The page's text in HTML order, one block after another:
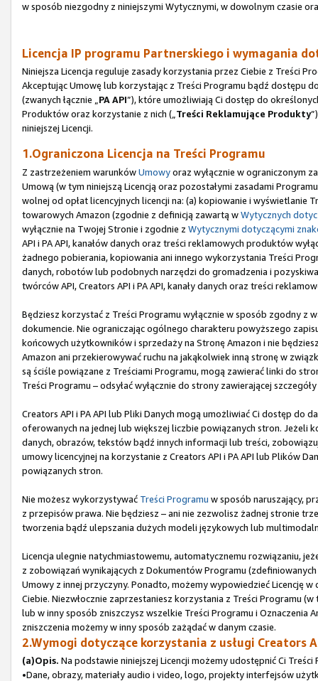
w sposób niezgodny z niniejszymi Wytycznymi, w dowolnym czasie
Licencja IP programu Partnerskiego i wymagania
Niniejsza Licencja reguluje zasady korzystania przez Ciebie z Treści
Akceptując Umowę lub korzystając z Treści Programu bądź dostępu
(zwanych łącznie „PA API”), które umożliwiają Ci dostęp do
Produktów oraz korzystanie z nich („Treści Reklamujące Produkty
niniejszej Licencji.
1.Ograniczona Licencja na Treści Programu
Z zastrzeżeniem warunkówUmowyoraz wyłącznie w ograniczonym
Umową (w tym niniejszą Licencją oraz pozostałymi zasadami
wolnej od opłat licencyjnych licencji na: (a) kopiowanie i wyświetlanie
towarowych Amazon (zgodnie z definicją zawartą wWytycznych
wyłącznie na Twojej Stronie i zgodnie z Wytycznymi dotyczącymi
API i PA API, kanałów danych oraz treści reklamowych produktów
żadnego pobierania, kopiowania ani innego wykorzystania Treści
danych, robotów lub podobnych narzędzi do gromadzenia i
twórców API, Creators API i PA API, kanały danych oraz treści
Będziesz korzystać z Treści Programu wyłącznie w sposób zgodny z
dokumencie. Nie ograniczając ogólnego charakteru powyższego
końcowych użytkowników i sprzedaży na Stronę Amazon i nie
Amazon ani przekierowywać ruchu na jakąkolwiek inną stronę w
są ściśle powiązane z Treściami Programu, mogą zawierać linki do
Treści Programu – odsyłać wyłącznie do strony zawierającej
Creators API i PA API lub Pliki Danych mogą umożliwiać Ci dostęp
oferowanych na jednej lub większej liczbie powiązanych stron. Jeżeli
danych, obrazów, tekstów bądź innych informacji lub treści,
umowy licencyjnej na korzystanie z Creators API i PA API lub Plików
powiązanych stron.
Nie możesz wykorzystywać Treści Programu w sposób naruszający,
z przepisów prawa. Nie będziesz – ani nie zezwolisz żadnej stronie
tworzenia bądź ulepszania dużych modeli językowych lub
Licencja ulegnie natychmiastowemu, automatycznemu rozwiązaniu,
z zobowiązań wynikających z Dokumentów Programu
Umowy z innej przyczyny. Ponadto, możemy wypowiedzieć Licencję
Ciebie. Niezwłocznie zaprzestaniesz korzystania z Treści Programu
lub w inny sposób zniszczysz wszelkie Treści Programu i Oznaczenia
zniszczenia możemy w inny sposób zażądać w danym czasie.
2.Wymogi dotyczące korzystania z usługi Creators
(a)Opis. Na podstawie niniejszej Licencji możemy udostępnić Ci
•Dane, obrazy, materiały audio i video, logo, projekty interfejsów